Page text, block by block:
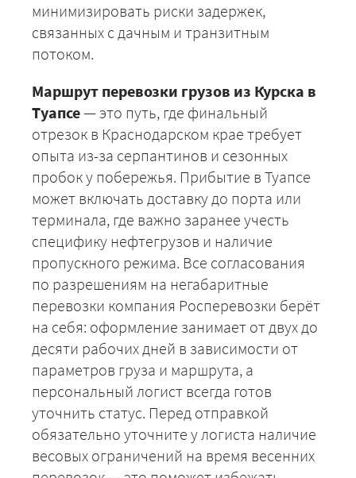
минимизировать риски задержек,
связанных с дачным и транзитным
потоком.
Маршрут перевозки грузов из Курска в
Туапсе— это путь, где финальный
отрезок в Краснодарском крае требует
опыта из-за серпантинов и сезонных
пробок у побережья. Прибытие в Туапсе
может включать доставку до порта или
терминала, где важно заранее учесть
специфику нефтегрузов и наличие
пропускного режима. Все согласования
по разрешениям на негабаритные
перевозки компания Росперевозки берёт
на себя: оформление занимает от двух до
десяти рабочих дней в зависимости от
параметров груза и маршрута, а
персональный логист всегда готов
уточнить статус. Перед отправкой
обязательно уточните у логиста наличие
весовых ограничений на время весенних
+7 (499) 520-05-23
ЗАКАЗАТЬ